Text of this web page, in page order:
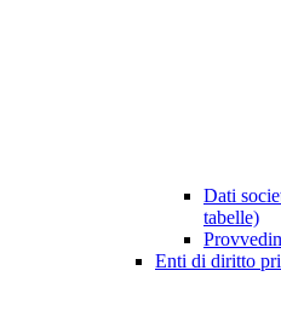
Dati
tabelle)
Enti di diritto